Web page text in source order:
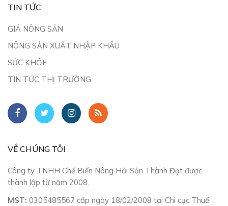
TIN TỨC
GIÁ NÔNG SẢN
NÔNG SẢN XUẤT NHẬP KHẨU
SỨC KHỎE
TIN TỨC THỊ TRƯỜNG
VỀ CHÚNG TÔI
Công ty TNHH Chế Biến Nông Hải Sản Thành Đạt được
thành lập từ năm 2008.
MST: 0305485567 cấp ngày 18/02/2008 tại Chi cục Thuế